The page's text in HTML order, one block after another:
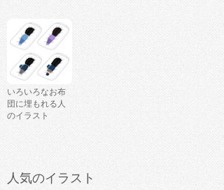
いろいろなお布
団に埋もれる人
のイラスト
人気のイラスト